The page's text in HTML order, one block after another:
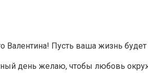
Валентина! Пусть ваша жизнь
день желаю, чтобы любовь